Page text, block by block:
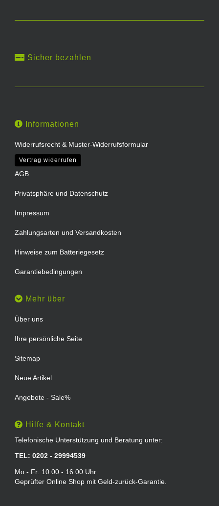
Sicher bezahlen
Informationen
Widerrufsrecht & Muster-Widerrufsformular
Vertrag widerrufen
AGB
Privatsphäre und Datenschutz
Impressum
Zahlungsarten und Versandkosten
Hinweise zum Batteriegesetz
Garantiebedingungen
Mehr über
Über uns
Ihre persönliche Seite
Sitemap
Neue Artikel
Angebote - Sale%
Hilfe & Kontakt
Telefonische Unterstützung und Beratung unter:
TEL: 0202 - 29994539
Mo - Fr: 10:00 - 16:00 Uhr
Geprüfter Online Shop mit Geld-zurück-Garantie.